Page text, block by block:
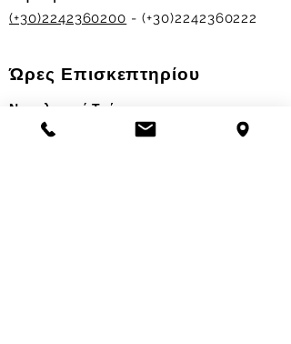
(+30)2242360200 - (+30)2242360222
Ώρες Επισκεπτηρίου
Νοσηλευτικά Τμήματα
Χειμερινό ωράριο: 11.00-13.00
17.30-19.30